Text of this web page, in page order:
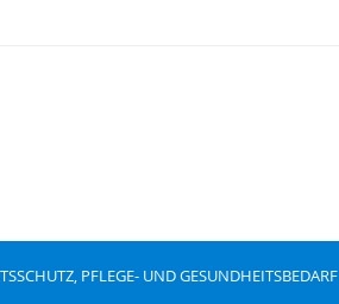
PFLEGE- UND GESUNDHEITSBEDARF